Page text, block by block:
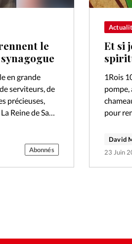
le
en grande
serviteurs, de
précieuses,
Reine de Saba
Abonnés
Et si
1Rois
pompe,
pour
David
23 Juin